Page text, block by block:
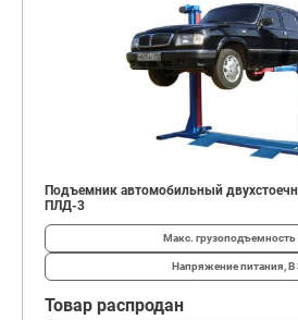
Подъемник автомобильный
ПЛД-3
Макс. грузоподъемность
Напряжение питания, В
Товар распродан